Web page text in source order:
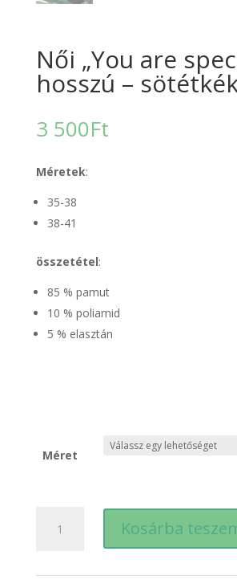
Női „You are
hosszú –
3 500Ft
Méretek:
35-38
38-41
összetétel:
85 % pamut
10 % poliamid
5 % elasztán
Méret
Kosárba